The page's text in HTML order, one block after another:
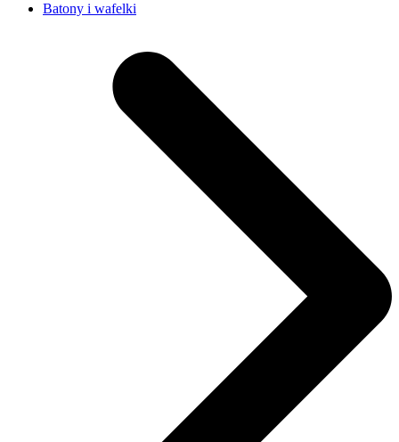
Batony i wafelki